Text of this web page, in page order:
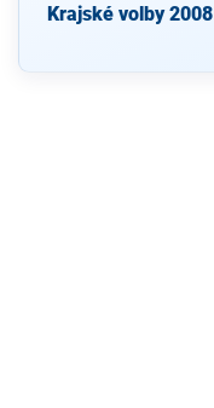
Krajské volby 2008